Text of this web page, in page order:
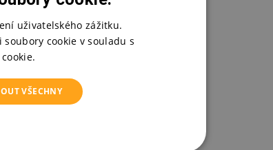
mají tvar pro snadné
zaručuje snadné mytí a
díly. Hrnek a všechny jeho
uživatelského zážitku.
cookie v souladu s
VŠECHNY